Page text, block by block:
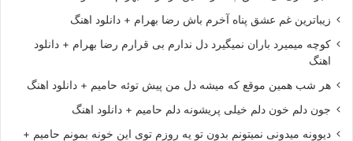
زیباترین غم عشق پناه آخرم باش رضا بهرام + دانلود اهنگ
کوچه میمیرد باران نمیگیرد دل ندارم بی قرارم رضا بهرام + دانلود
اهنگ
هر شب همین موقع که میشه دل من پیش توئه حامیم + دانلود اهنگ
جون دلم خون دلم خیلی پریشونه دلم حامیم + دانلود اهنگ
دیوونه میدونی نمیتونم بدون تو یه روزم توی این خونه بمونم حامیم +